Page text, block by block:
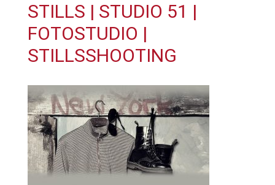
STILLS | STUDIO 51 |
FOTOSTUDIO |
STILLSSHOOTING